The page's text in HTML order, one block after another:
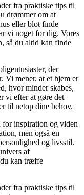
fra praktiske tips til
drømmer om at
eller blot finde
vi noget for dig. Vores
så du altid kan finde
der
Vi mener, at et hjem er
hvor minder skabes,
vi efter at gøre det
til netop dine behov.
inspiration og viden
men også en
og livsstil.
af
kan træffe
fra praktiske tips til